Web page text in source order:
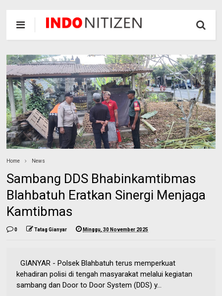
Home News
Sambang DDS Bhabinkamtibmas
Blahbatuh Eratkan Sinergi Menjaga
Kamtibmas
0 Tatag Gianyar Minggu, 30 November 2025
GIANYAR - Polsek Blahbatuh terus memperkuat
kehadiran polisi di tengah masyarakat melalui kegiatan
sambang dan Door to Door System (DDS) y...